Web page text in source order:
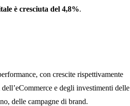
è cresciuta del 4,8%.
con crescite rispettivamente
e degli investimenti delle
delle campagne di brand.